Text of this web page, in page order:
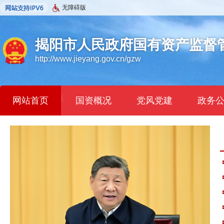
无障碍版
揭阳市人民政府国有资产监督
http://www.jieyang.gov.cn/gzw
网站首页 | 国资概况 党风党建 政务